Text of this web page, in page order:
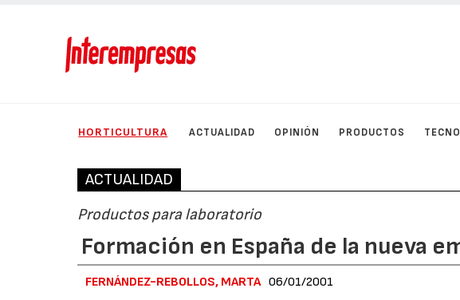
HORTICULTURA ACTUALIDAD OPINIÓN PRODUCTOS
ACTUALIDAD
Productos para laboratorio
Formación en España de la nueva
FERNÁNDEZ-REBOLLOS, MARTA 06/01/2001